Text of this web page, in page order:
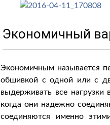
Экономичный
Экономичным называется
обшивкой с одной или с
выдерживать все нагрузки
когда они надежно
соединяются именно